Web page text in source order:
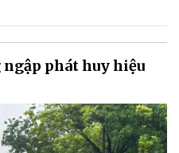
ngập phát huy hiệu